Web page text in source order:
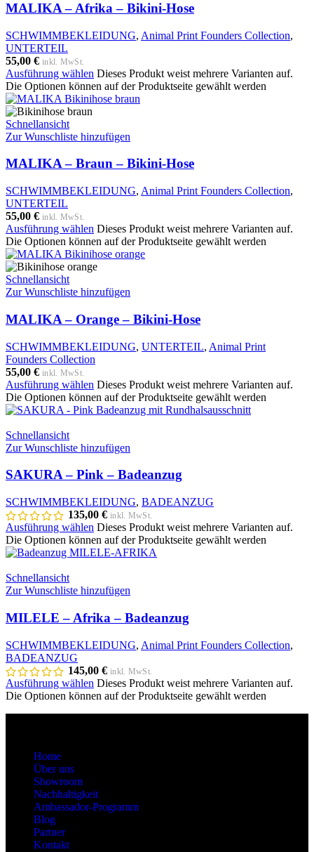
MALIKA – Afrika – Bikini-Hose
SCHWIMMBEKLEIDUNG, Animal Print Founders Collection,
UNTERTEIL
55,00 € inkl. MwSt.
Ausführung wählen Dieses Produkt weist mehrere Varianten auf.
Die Optionen können auf der Produktseite gewählt werden
Schnellansicht
Zur Wunschliste hinzufügen
MALIKA – Braun – Bikini-Hose
SCHWIMMBEKLEIDUNG, Animal Print Founders Collection,
UNTERTEIL
55,00 € inkl. MwSt.
Ausführung wählen Dieses Produkt weist mehrere Varianten auf.
Die Optionen können auf der Produktseite gewählt werden
Schnellansicht
Zur Wunschliste hinzufügen
MALIKA – Orange – Bikini-Hose
SCHWIMMBEKLEIDUNG, UNTERTEIL, Animal Print
Founders Collection
55,00 € inkl. MwSt.
Ausführung wählen Dieses Produkt weist mehrere Varianten auf.
Die Optionen können auf der Produktseite gewählt werden
Schnellansicht
Zur Wunschliste hinzufügen
SAKURA – Pink – Badeanzug
SCHWIMMBEKLEIDUNG, BADEANZUG
135,00 € inkl. MwSt.
Ausführung wählen Dieses Produkt weist mehrere Varianten auf.
Die Optionen können auf der Produktseite gewählt werden
Schnellansicht
Zur Wunschliste hinzufügen
MILELE – Afrika – Badeanzug
SCHWIMMBEKLEIDUNG, Animal Print Founders Collection,
BADEANZUG
145,00 € inkl. MwSt.
Ausführung wählen Dieses Produkt weist mehrere Varianten auf.
Die Optionen können auf der Produktseite gewählt werden
Home
Über uns
Showroom
Nachhaltigkeit
Ambassador-Programm
Blog
Partner
Kontakt